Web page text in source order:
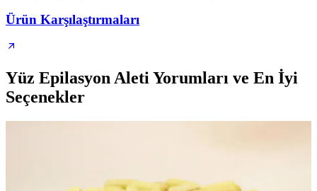
Ürün Karşılaştırmaları
Yüz Epilasyon Aleti Yorumları ve En İyi
Seçenekler